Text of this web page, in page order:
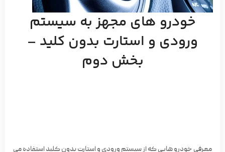
خودرو های مجهز به سیستم
ورودی و استارت بدون کلید –
بخش دوم
معرفی خودرو هایی که از سیستم ورودی و استارت بدون کلید استفاده می